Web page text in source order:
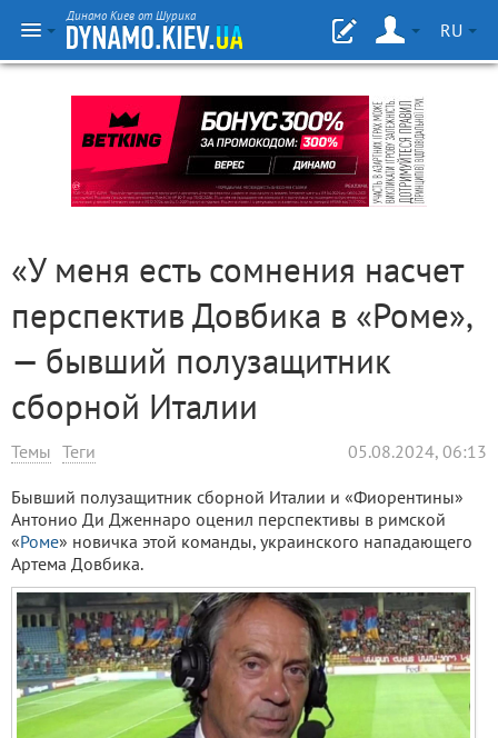
Динамо Киев от Шурика
RU
«У меня есть сомнения насчет
перспектив Довбика в «Роме»,
— бывший полузащитник
сборной Италии
Темы Теги 05.08.2024, 06:13
Бывший полузащитник сборной Италии и «Фиорентины»
Антонио Ди Дженнаро оценил перспективы в римской
«Роме» новичка этой команды, украинского нападающего
Артема Довбика.